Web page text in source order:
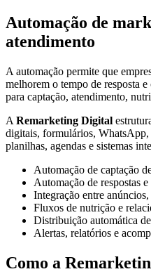
Automação de
atendimento
A automação permite que
melhorem o tempo de resposta
para captação, atendimento,
A Remarketing Digital
digitais, formulários,
planilhas, agendas e sistemas
Automação de captação
Automação de respostas
Integração entre
Fluxos de nutrição e
Distribuição automática
Alertas, relatórios e
Como a